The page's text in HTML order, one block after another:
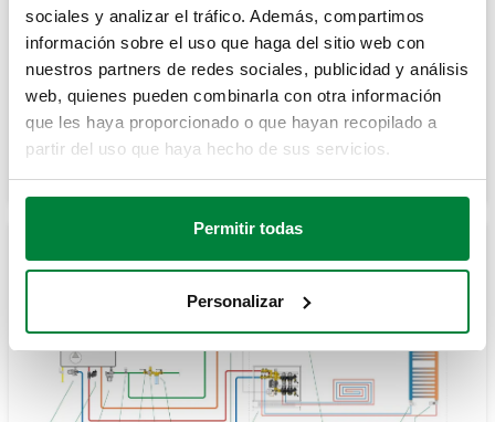
sociales y analizar el tráfico. Además, compartimos
información sobre el uso que haga del sitio web con
nuestros partners de redes sociales, publicidad y análisis
web, quienes pueden combinarla con otra información
que les haya proporcionado o que hayan recopilado a
partir del uso que haya hecho de sus servicios.
Permitir todas
Personalizar
Esquema 1.101
Central térmica con regulación climática interna (sin
producción de agua caliente sanitaria)